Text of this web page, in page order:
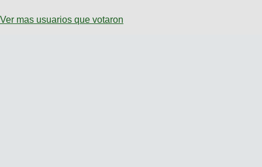
Ver mas usuarios que votaron